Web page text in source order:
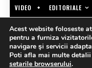
VIDEO
EDITORIALE
Acest website foloseste
pentru a furniza
navigare şi servicii
Poti afla mai multe
setarile browserului.